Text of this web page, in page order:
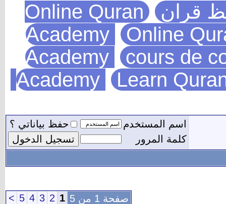
Online Quran
Academy
Academy
Academy
حفظ بياناتي ؟
2
3
4
5
>